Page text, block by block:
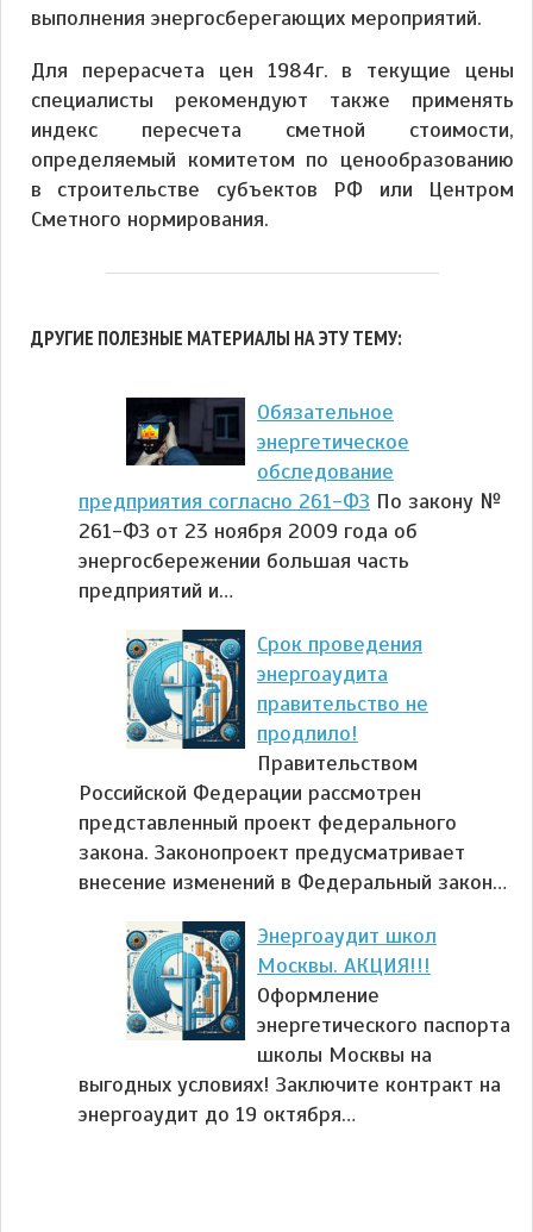
выполнения энергосберегающих мероприятий.
Для перерасчета цен 1984г. в текущие цены
специалисты рекомендуют также применять
индекс пересчета сметной стоимости,
определяемый комитетом по ценообразованию
в строительстве субъектов РФ или Центром
Сметного нормирования.
ДРУГИЕ ПОЛЕЗНЫЕ МАТЕРИАЛЫ НА ЭТУ ТЕМУ:
Обязательное
энергетическое
обследование
предприятия согласно 261-ФЗ По закону №
261-ФЗ от 23 ноября 2009 года об
энергосбережении большая часть
предприятий и…
Срок проведения
энергоаудита
правительство не
продлило!
Правительством
Российской Федерации рассмотрен
представленный проект федерального
закона. Законопроект предусматривает
внесение изменений в Федеральный закон…
Энергоаудит школ
Москвы. АКЦИЯ!!!
Оформление
энергетического паспорта
школы Москвы на
выгодных условиях! Заключите контракт на
энергоаудит до 19 октября…